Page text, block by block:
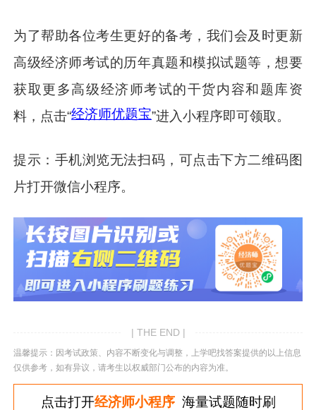
为了帮助各位考生更好的备考，我们会及时更新
高级经济师考试的历年真题和模拟试题等，想要
获取更多高级经济师考试的干货内容和题库资
料，点击“经济师优题宝”进入小程序即可领取。
提示：手机浏览无法扫码，可点击下方二维码图
片打开微信小程序。
| THE END |
温馨提示：因考试政策、内容不断变化与调整，上学吧找答案提供的以上信息
仅供参考，如有异议，请考生以权威部门公布的内容为准。
点击打开经济师小程序海量试题随时刷